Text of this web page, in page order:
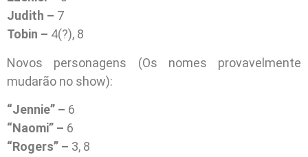
Judith – 7
Tobin – 4(?), 8
Novos personagens (Os nomes provavelmente
mudarão no show):
“Jennie” – 6
“Naomi” – 6
“Rogers” – 3, 8